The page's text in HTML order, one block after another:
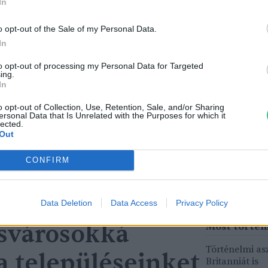
opt-out of the Sale of my Personal Data.
opt-out of processing my Personal Data for Targeted
opt-out of Collection, Use, Retention, Sale, and/or Sharing
Data that Is Unrelated with the Purposes for which it
CONFIRM
Data Deletion Data Access Privacy Policy
legfőbb
| Holnapután
Nincs élet víz nélkül? –
Ljasuk Dimitry új filmjéről |
Greendex 1:04:15
Történelmi
Britanniát is